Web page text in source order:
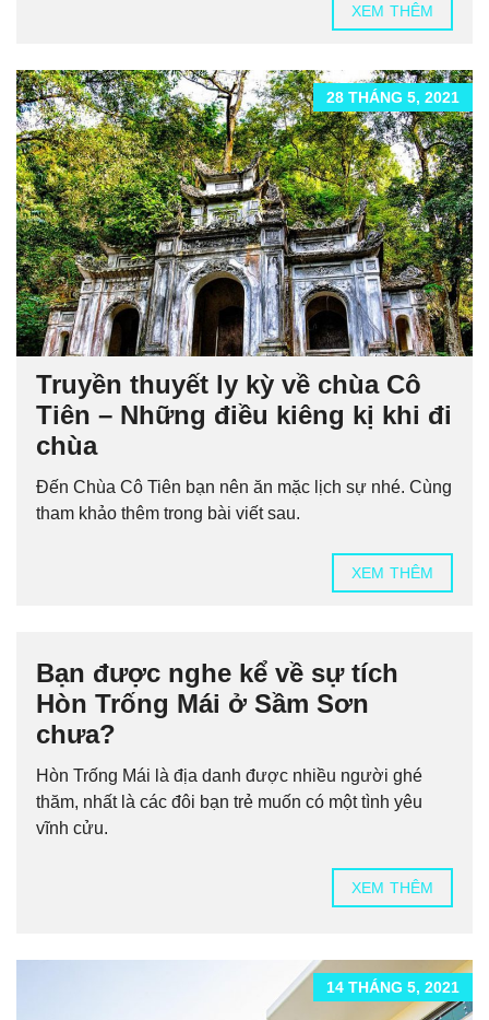
XEM THÊM
28 THÁNG 5, 2021
Truyền thuyết ly kỳ về chùa Cô
Tiên – Những điều kiêng kị khi đi
chùa
Đến Chùa Cô Tiên bạn nên ăn mặc lịch sự nhé. Cùng
tham khảo thêm trong bài viết sau.
XEM THÊM
Bạn được nghe kể về sự tích
Hòn Trống Mái ở Sầm Sơn
chưa?
Hòn Trống Mái là địa danh được nhiều người ghé
thăm, nhất là các đôi bạn trẻ muốn có một tình yêu
vĩnh cửu.
XEM THÊM
14 THÁNG 5, 2021